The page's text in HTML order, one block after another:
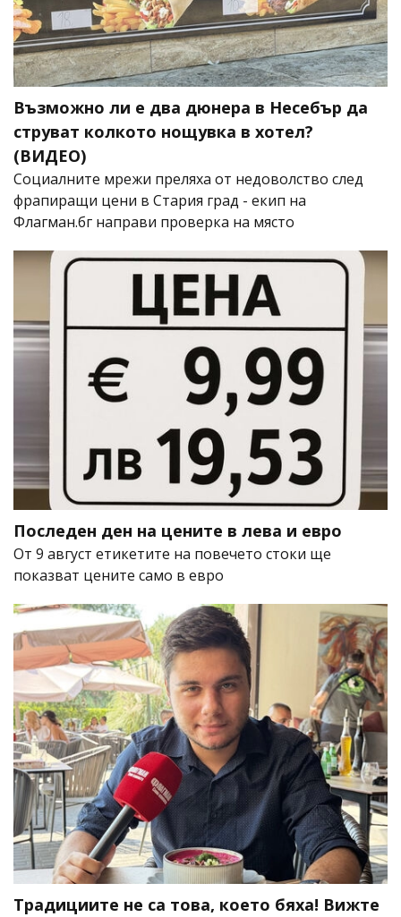
Възможно ли е два дюнера в Несебър да
струват колкото нощувка в хотел?
(ВИДЕО)
Социалните мрежи преляха от недоволство след
фрапиращи цени в Стария град - екип на
Флагман.бг направи проверка на място
Последен ден на цените в лева и евро
От 9 август етикетите на повечето стоки ще
показват цените само в евро
Традициите не са това, което бяха! Вижте